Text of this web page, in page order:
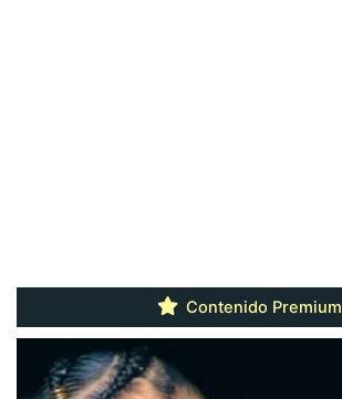
Contenido Premium